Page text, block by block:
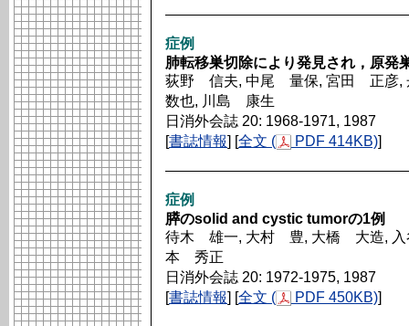
症例
肺転移巣切除により発見され，原発
荻野 信夫, 中尾 量保, 宮田 正
数也, 川島 康生
日消外会誌 20: 1968-1971, 1987
[書誌情報] [全文 ( PDF 414KB)]
症例
膵のsolid and cystic tumorの1例
待木 雄一, 大村 豊, 大橋 大造,
本 秀正
日消外会誌 20: 1972-1975, 1987
[書誌情報] [全文 ( PDF 450KB)]